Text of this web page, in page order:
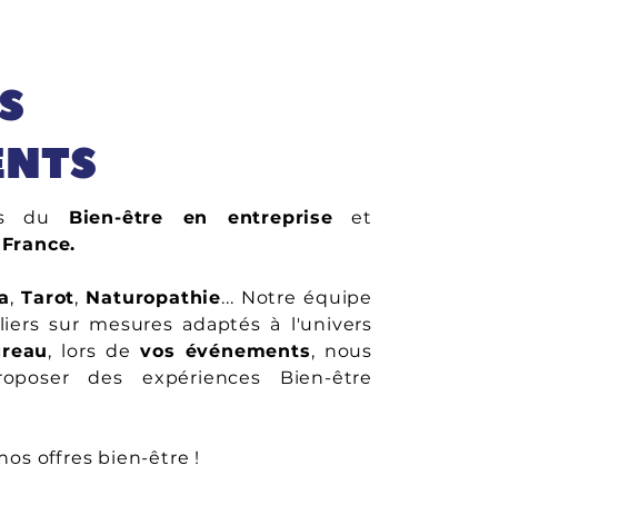
du Bien-être en entreprise et
,Tarot, Naturopathie... Notre équipe
sur mesures adaptés à l'univers
, lors de vos événements, nous
des expériences Bien-être
offres bien-être !